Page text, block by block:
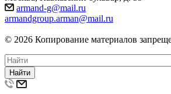
armand-g@mail.ru
armandgroup.arman@mail.ru
© 2026 Копирование материалов
Найти